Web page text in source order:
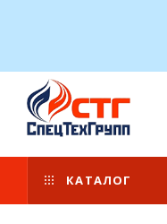
КАТАЛОГ